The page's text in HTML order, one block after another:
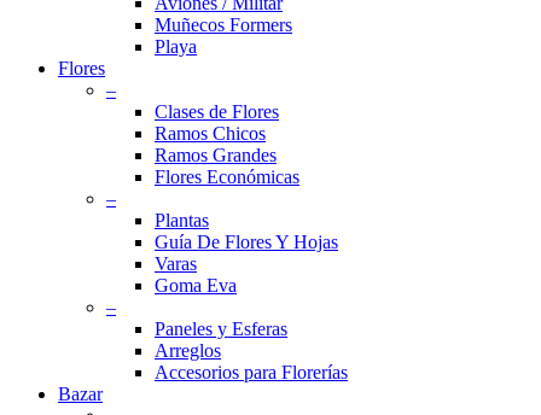
Muñecos Formers
Playa
Flores
–
Clases de Flores
Ramos Chicos
Ramos Grandes
Flores Económicas
–
Plantas
Guía De Flores Y Hojas
Varas
Goma Eva
–
Paneles y Esferas
Arreglos
Accesorios para Florerías
Bazar